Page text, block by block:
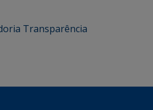
Transparência